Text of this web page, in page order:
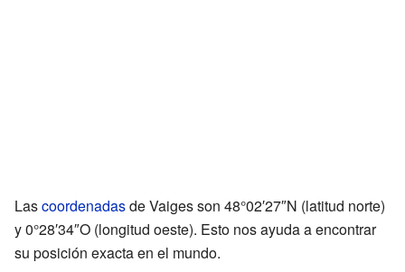
Lascoordenadasde Vaiges son 48°02′27″N (latitud norte)
y 0°28′34″O (longitud oeste). Esto nos ayuda a encontrar
su posición exacta en el mundo.